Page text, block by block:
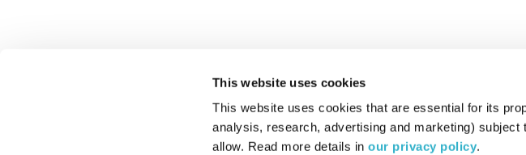
This website uses cookies
This website uses cookies that are essential for its
analysis, research, advertising and marketing)
allow. Read more details in our privacy policy.